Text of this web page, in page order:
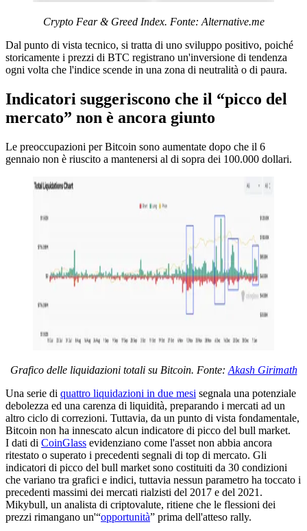
Crypto Fear & Greed Index. Fonte: Alternative.me
Dal punto di vista tecnico, si tratta di uno sviluppo positivo, poiché
storicamente i prezzi di BTC registrano un'inversione di tendenza
ogni volta che l'indice scende in una zona di neutralità o di paura.
Indicatori suggeriscono che il “picco del
mercato” non è ancora giunto
Le preoccupazioni per Bitcoin sono aumentate dopo che il 6
gennaio non è riuscito a mantenersi al di sopra dei 100.000 dollari.
Grafico delle liquidazioni totali su Bitcoin. Fonte: Akash Girimath
Una serie di quattro liquidazioni in due mesi segnala una potenziale
debolezza ed una carenza di liquidità, preparando i mercati ad un
altro ciclo di correzioni. Tuttavia, da un punto di vista fondamentale,
Bitcoin non ha innescato alcun indicatore di picco del bull market.
I dati di CoinGlass evidenziano come l'asset non abbia ancora
ritestato o superato i precedenti segnali di top di mercato. Gli
indicatori di picco del bull market sono costituiti da 30 condizioni
che variano tra grafici e indici, tuttavia nessun parametro ha toccato i
precedenti massimi dei mercati rialzisti del 2017 e del 2021.
Mikybull, un analista di criptovalute, ritiene che le flessioni dei
prezzi rimangano un'“opportunità” prima dell'atteso rally.